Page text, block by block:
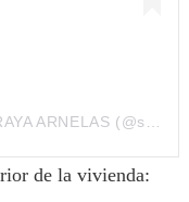
de la vivienda: